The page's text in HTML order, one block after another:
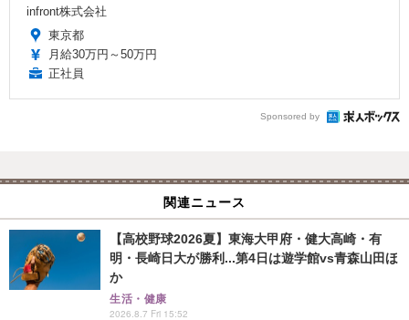
infront株式会社
東京都
月給30万円～50万円
正社員
Sponsored by
関連ニュース
【高校野球2026夏】東海大甲府・健大高崎・有
明・長崎日大が勝利...第4日は遊学館vs青森山田ほ
か
生活・健康
2026.8.7 Fri 15:52